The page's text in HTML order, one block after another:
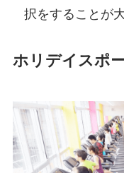
択をすることが
ホリデイスポ